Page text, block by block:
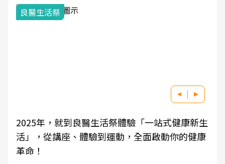
良醫生活祭
2025年，就到良醫生活祭體驗「一站式健康新生
活」，從講座、體驗到運動，全面啟動你的健康
革命！